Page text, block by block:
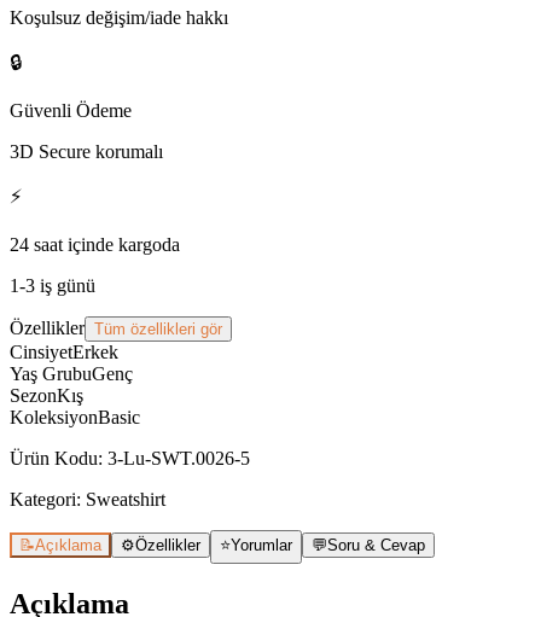
Koşulsuz değişim/iade hakkı
🔒
Güvenli Ödeme
3D Secure korumalı
⚡
24 saat içinde kargoda
1-3 iş günü
Özellikler Tüm özellikleri gör
CinsiyetErkek
Yaş GrubuGenç
SezonKış
KoleksiyonBasic
Ürün Kodu: 3-Lu-SWT.0026-5
Kategori: Sweatshirt
📝Açıklama ⚙️Özellikler ⭐Yorumlar 💬Soru & Cevap
Açıklama